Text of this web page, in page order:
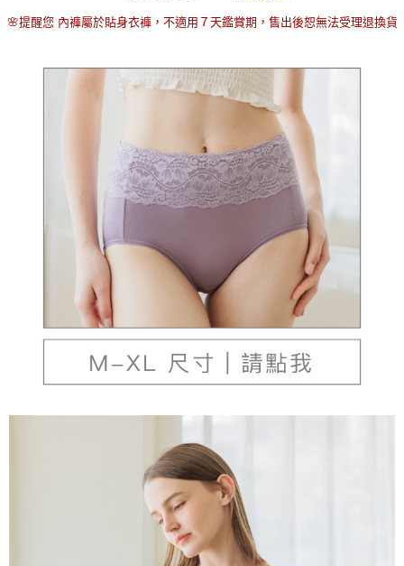
用戶於交易時，得透過本服務購買商品或服務，並由商店將買賣／分期付款
資料（包含姓名、電話或地址）提供予台灣大哥大進項蒐集、處理及利用，
由本公司與您本人進行分期帳單所需資料之確認、核對及更正。
3.完整用戶服務條款，請詳閱以下連結：
https://oppay.tw/userRule
7-11取貨付款
每筆NT$80，滿NT$790(含以上)免運費
每筆NT$80，滿NT$790(含以上)免運費
本島宅配（ 偏遠地區約需3-5工作天）
每筆NT$80，滿NT$790(含以上)免運費
每筆NT$100，滿NT$890(含以上)免運費
國家/地區配送
🌸提醒您 內褲屬於貼身衣褲，不適用７天鑑賞期，售出後恕無法受理退換貨